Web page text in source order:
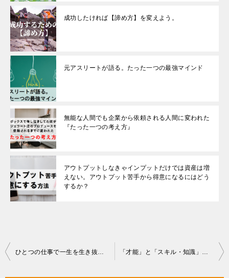
成功したければ【諦め方】を変えよう。
元アスリートが語る。たった一つの最強マインド
無能な人間でも企業から依頼される人間に変われた
『たった一つの考え方』
アウトプットしなきゃインプットだけでは資産は増
えない。アウトプット苦手から得意になるにはどう
するか？
投
ひとつの仕事で一生を生き抜くのは、よっぽどの天才にしかできない生き方 「才能」と「スキル・知識」の違いを理解せず、“スキルと知識”に縛られるとどんどん不自由になってしまうお話。